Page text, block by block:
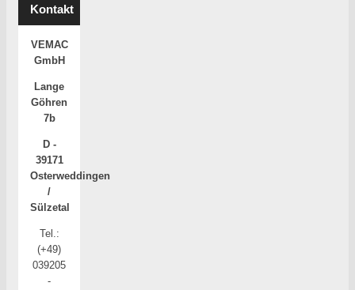
Kontakt
VEMAC
GmbH
Lange
Göhren
7b
D -
39171
Osterweddingen
/
Sülzetal
Tel.:
(+49)
039205
-